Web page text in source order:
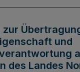
und
des Landes